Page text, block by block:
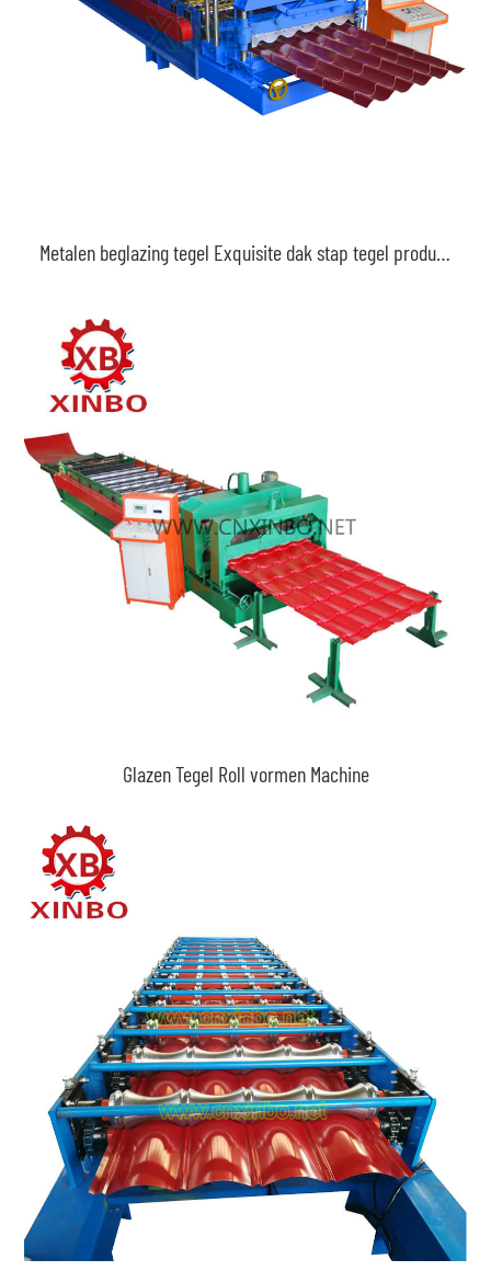
Metalen beglazing tegel Exquisite dak stap tegel productie machineprijs
Glazen Tegel Roll vormen Machine